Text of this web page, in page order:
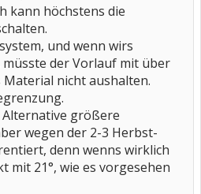
kann höchstens die
und wenn wirs
der Vorlauf mit über
Material nicht aushalten.
größere
wegen der 2-3 Herbst-
denn wenns wirklich
mit 21°, wie es vorgesehen